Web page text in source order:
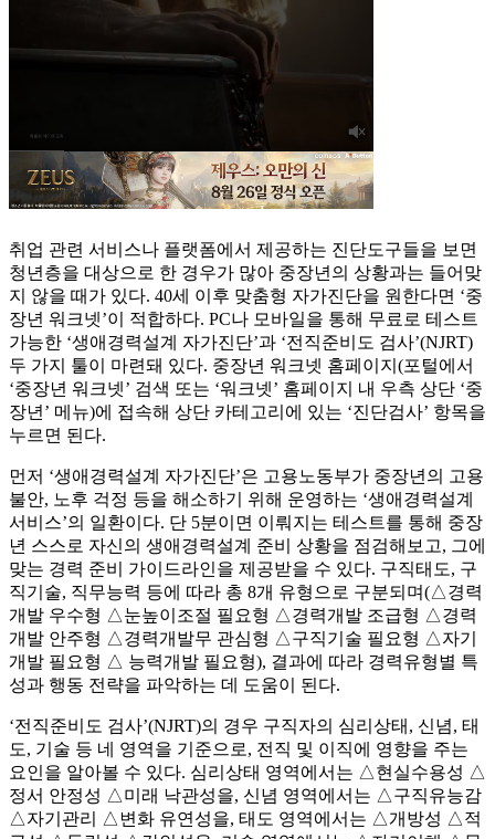
취업 관련 서비스나 플랫폼에서 제공하는 진단도구들을 보면
청년층을 대상으로 한 경우가 많아 중장년의 상황과는 들어맞
지 않을 때가 있다. 40세 이후 맞춤형 자가진단을 원한다면 ‘중
장년 워크넷’이 적합하다. PC나 모바일을 통해 무료로 테스트
가능한 ‘생애경력설계 자가진단’과 ‘전직준비도 검사’(NJRT)
두 가지 툴이 마련돼 있다. 중장년 워크넷 홈페이지(포털에서
‘중장년 워크넷’ 검색 또는 ‘워크넷’ 홈페이지 내 우측 상단 ‘중
장년’ 메뉴)에 접속해 상단 카테고리에 있는 ‘진단검사’ 항목을
누르면 된다.
먼저 ‘생애경력설계 자가진단’은 고용노동부가 중장년의 고용
불안, 노후 걱정 등을 해소하기 위해 운영하는 ‘생애경력설계
서비스’의 일환이다. 단 5분이면 이뤄지는 테스트를 통해 중장
년 스스로 자신의 생애경력설계 준비 상황을 점검해보고, 그에
맞는 경력 준비 가이드라인을 제공받을 수 있다. 구직태도, 구
직기술, 직무능력 등에 따라 총 8개 유형으로 구분되며(△경력
개발 우수형 △눈높이조절 필요형 △경력개발 조급형 △경력
개발 안주형 △경력개발무 관심형 △구직기술 필요형 △자기
개발 필요형 △ 능력개발 필요형), 결과에 따라 경력유형별 특
성과 행동 전략을 파악하는 데 도움이 된다.
‘전직준비도 검사’(NJRT)의 경우 구직자의 심리상태, 신념, 태
도, 기술 등 네 영역을 기준으로, 전직 및 이직에 영향을 주는
요인을 알아볼 수 있다. 심리상태 영역에서는 △현실수용성 △
정서 안정성 △미래 낙관성을, 신념 영역에서는 △구직유능감
△자기관리 △변화 유연성을, 태도 영역에서는 △개방성 △적